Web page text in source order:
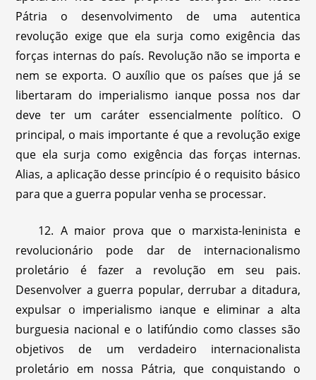
Pátria o desenvolvimento de uma autentica
revolução exige que ela surja como exigência das
forças internas do país. Revolução não se importa e
nem se exporta. O auxílio que os países que já se
libertaram do imperialismo ianque possa nos dar
deve ter um caráter essencialmente político. O
principal, o mais importante é que a revolução exige
que ela surja como exigência das forças internas.
Alias, a aplicação desse princípio é o requisito básico
para que a guerra popular venha se processar.
12. A maior prova que o marxista-leninista e
revolucionário pode dar de internacionalismo
proletário é fazer a revolução em seu pais.
Desenvolver a guerra popular, derrubar a ditadura,
expulsar o imperialismo ianque e eliminar a alta
burguesia nacional e o latifúndio como classes são
objetivos de um verdadeiro internacionalista
proletário em nossa Pátria, que conquistando o